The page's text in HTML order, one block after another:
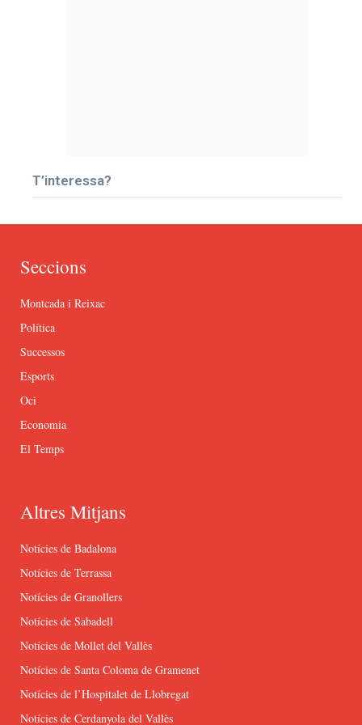
T’interessa?
Seccions
Montcada i Reixac
Política
Successos
Esports
Oci
Economia
El Temps
Altres Mitjans
Notícies de Badalona
Notícies de Terrassa
Notícies de Granollers
Notícies de Sabadell
Notícies de Mollet del Vallès
Notícies de Santa Coloma de Gramenet
Notícies de l’Hospitalet de Llobregat
Notícies de Cerdanyola del Vallès